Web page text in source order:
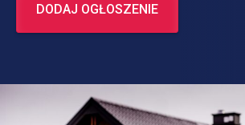
DODAJ OGŁOSZENIE